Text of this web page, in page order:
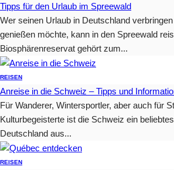
Tipps für den Urlaub im Spreewald
Wer seinen Urlaub in Deutschland
genießen möchte, kann in den Spreewald
Biosphärenreservat gehört zum...
REISEN
Anreise in die Schweiz – Tipps und
Für Wanderer, Wintersportler, aber auch für
Kulturbegeisterte ist die Schweiz ein
Deutschland aus...
REISEN